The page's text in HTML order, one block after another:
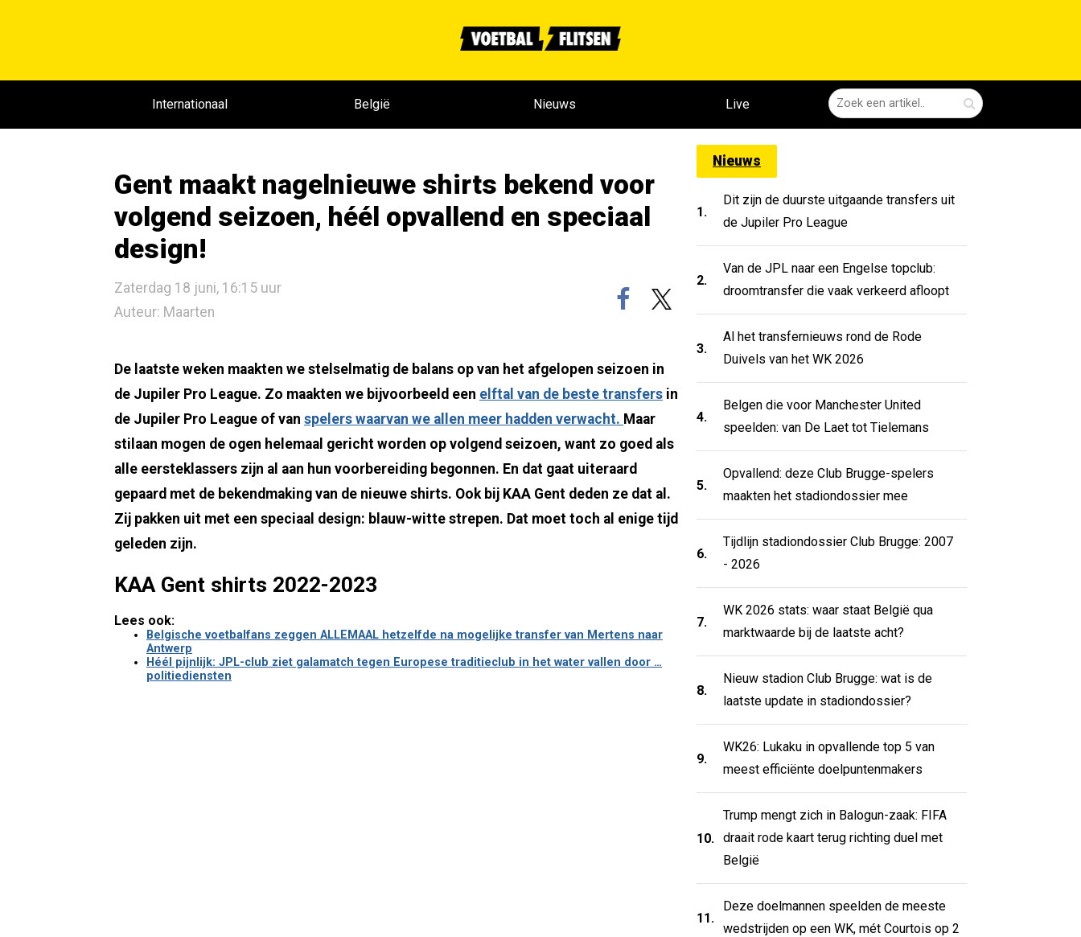
Internationaal België Nieuws Live
Gent maakt nagelnieuwe shirts bekend voor
volgend seizoen, héél opvallend en speciaal
design!
Zaterdag 18 juni, 16:15 uur
Auteur: Maarten
De laatste weken maakten we stelselmatig de balans op van het afgelopen seizoen in
de Jupiler Pro League. Zo maakten we bijvoorbeeld een elftal van de beste transfers in
de Jupiler Pro League of van spelers waarvan we allen meer hadden verwacht. Maar
stilaan mogen de ogen helemaal gericht worden op volgend seizoen, want zo goed als
alle eersteklassers zijn al aan hun voorbereiding begonnen. En dat gaat uiteraard
gepaard met de bekendmaking van de nieuwe shirts. Ook bij KAA Gent deden ze dat al.
Zij pakken uit met een speciaal design: blauw-witte strepen. Dat moet toch al enige tijd
geleden zijn.
KAA Gent shirts 2022-2023
Lees ook:
Belgische voetbalfans zeggen ALLEMAAL hetzelfde na mogelijke transfer van Mertens naar
Antwerp
Héél pijnlijk: JPL-club ziet galamatch tegen Europese traditieclub in het water vallen door …
politiediensten
Nieuws
1.
Dit zijn de duurste uitgaande transfers uit
de Jupiler Pro League
2.
Van de JPL naar een Engelse topclub:
droomtransfer die vaak verkeerd afloopt
3.
Al het transfernieuws rond de Rode
Duivels van het WK 2026
4.
Belgen die voor Manchester United
speelden: van De Laet tot Tielemans
5.
Opvallend: deze Club Brugge-spelers
maakten het stadiondossier mee
6.
Tijdlijn stadiondossier Club Brugge: 2007
- 2026
7.
WK 2026 stats: waar staat België qua
marktwaarde bij de laatste acht?
8.
Nieuw stadion Club Brugge: wat is de
laatste update in stadiondossier?
9.
WK26: Lukaku in opvallende top 5 van
meest efficiënte doelpuntenmakers
10.
Trump mengt zich in Balogun-zaak: FIFA
draait rode kaart terug richting duel met
België
11.
Deze doelmannen speelden de meeste
wedstrijden op een WK, mét Courtois op 2